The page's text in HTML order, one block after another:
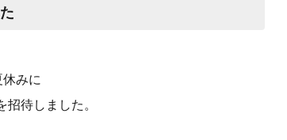
みに
待しました。